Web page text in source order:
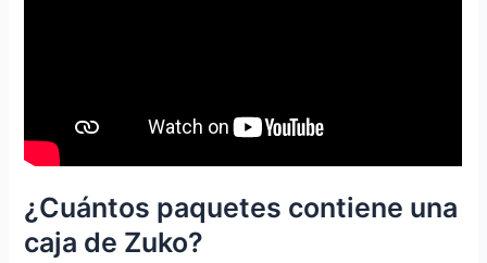
¿Cuántos paquetes contiene una
caja de Zuko?